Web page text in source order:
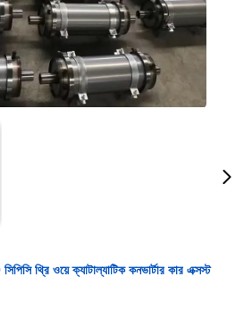
থ্রি ওয়ে ক্যাটাল্যাটিক কনভার্টার কার এক্সস্ট